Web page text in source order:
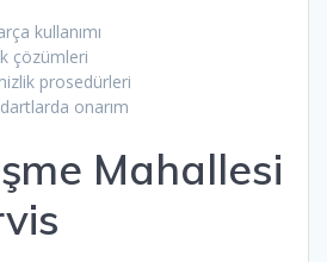
kullanımı
çözümleri
prosedürleri
onarım
Mahallesi